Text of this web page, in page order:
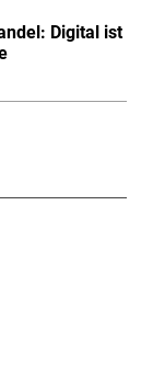
Digital ist